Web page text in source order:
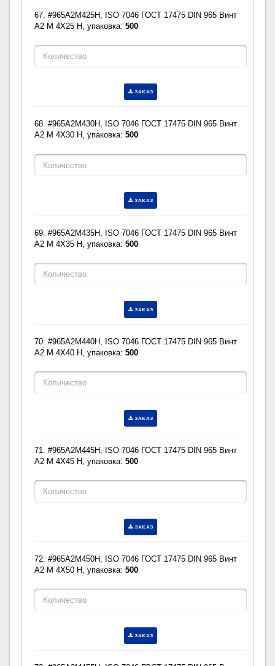
67. #965A2M425H, ISO 7046 ГОСТ 17475 DIN 965 Винт
A2 M 4X25 H, упаковка:500
ЗАКАЗ
68. #965A2M430H, ISO 7046 ГОСТ 17475 DIN 965 Винт
A2 M 4X30 H, упаковка:500
ЗАКАЗ
69. #965A2M435H, ISO 7046 ГОСТ 17475 DIN 965 Винт
A2 M 4X35 H, упаковка:500
ЗАКАЗ
70. #965A2M440H, ISO 7046 ГОСТ 17475 DIN 965 Винт
A2 M 4X40 H, упаковка:500
ЗАКАЗ
71. #965A2M445H, ISO 7046 ГОСТ 17475 DIN 965 Винт
A2 M 4X45 H, упаковка:500
ЗАКАЗ
72. #965A2M450H, ISO 7046 ГОСТ 17475 DIN 965 Винт
A2 M 4X50 H, упаковка:500
ЗАКАЗ